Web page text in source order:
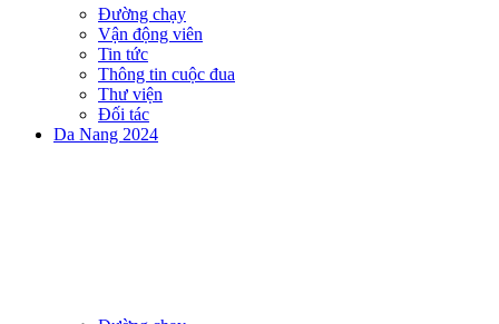
Đường chạy
Vận động viên
Tin tức
Thông tin cuộc đua
Thư viện
Đối tác
Da Nang 2024